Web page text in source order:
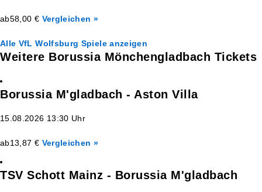
ab58,00 € Vergleichen »
Alle VfL Wolfsburg Spiele anzeigen
Weitere Borussia Mönchengladbach Tickets
Borussia M'gladbach - Aston Villa
15.08.2026 13:30 Uhr
ab13,87 € Vergleichen »
TSV Schott Mainz - Borussia M'gladbach